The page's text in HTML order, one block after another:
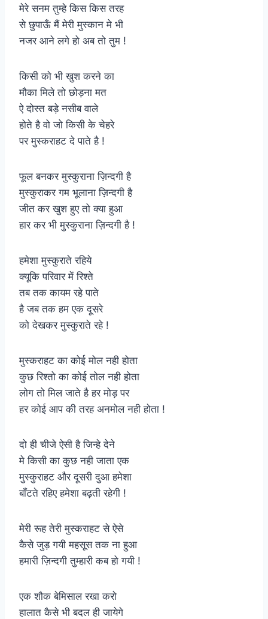
मेरे सनम तुम्हे किस किस तरह
से छुपाऊँ मैं मेरी मुस्कान मे भी
नजर आने लगे हो अब तो तुम !
किसी को भी खुश करने का
मौका मिले तो छोड़ना मत
ऐ दोस्त बड़े नसीब वाले
होते है वो जो किसी के चेहरे
पर मुस्कराहट दे पाते है !
फूल बनकर मुस्कुराना ज़िन्दगी है
मुस्कुराकर गम भूलाना ज़िन्दगी है
जीत कर खुश हुए तो क्या हुआ
हार कर भी मुस्कुराना ज़िन्दगी है !
हमेशा मुस्कुराते रहिये
क्यूकि परिवार में रिश्ते
तब तक कायम रहे पाते
है जब तक हम एक दूसरे
को ​देखकर मुस्कुराते रहे !
मुस्कराहट का कोई मोल नही होता
कुछ रिश्तो का कोई तोल नही होता
लोग तो मिल जाते है हर मोड़ पर
हर कोई आप की तरह अनमोल नही होता !
दो ही चीजे ऐसी है जिन्हे देने
मे किसी का कुछ नही जाता एक
मुस्कुराहट और दूसरी दुआ हमेशा
बाँटते रहिए हमेशा बढ़ती रहेगी !
मेरी रूह तेरी मुस्कराहट से ऐसे
कैसे जुड़ गयी महसूस तक ना हुआ
हमारी ज़िन्दगी तुम्हारी कब हो गयी !
एक शौक बेमिसाल रखा करो
हालात कैसे भी बदल ही जायेगे